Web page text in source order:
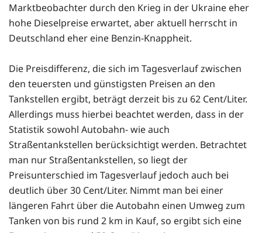
Marktbeobachter durch den Krieg in der Ukraine eher
hohe Dieselpreise erwartet, aber aktuell herrscht in
Deutschland eher eine Benzin-Knappheit.
Die Preisdifferenz, die sich im Tagesverlauf zwischen
den teuersten und günstigsten Preisen an den
Tankstellen ergibt, beträgt derzeit bis zu 62 Cent/Liter.
Allerdings muss hierbei beachtet werden, dass in der
Statistik sowohl Autobahn- wie auch
Straßentankstellen berücksichtigt werden. Betrachtet
man nur Straßentankstellen, so liegt der
Preisunterschied im Tagesverlauf jedoch auch bei
deutlich über 30 Cent/Liter. Nimmt man bei einer
längeren Fahrt über die Autobahn einen Umweg zum
Tanken von bis rund 2 km in Kauf, so ergibt sich eine